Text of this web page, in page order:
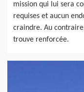
mission qui lui sera
requises et aucun
craindre. Au
trouve renforcée.